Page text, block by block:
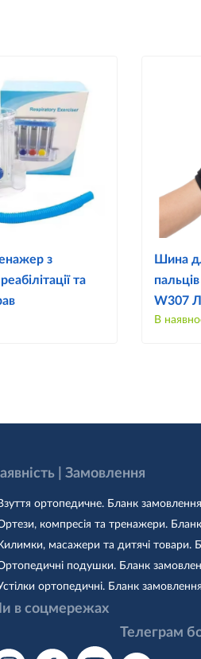
з
та
Шина
W307
В
| Замовлення
ортопедичне. Бланк
компресія та тренажери.
масажери та дитячі товари.
подушки. Бланк
ортопедичні. Бланк
в соцмережах
Телеграм